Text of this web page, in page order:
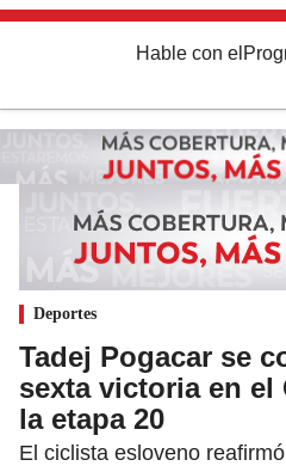
Hable con el
Deportes
Tadej Pogacar se
sexta victoria en el
la etapa 20
El ciclista esloveno